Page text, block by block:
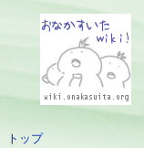
トップ